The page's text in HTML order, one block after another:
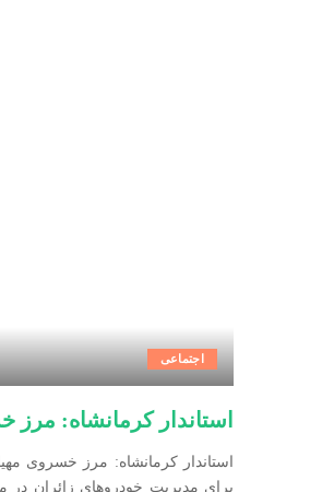
اجتماعی
استاندار کرمانشاه: مرز خسروی مهیای